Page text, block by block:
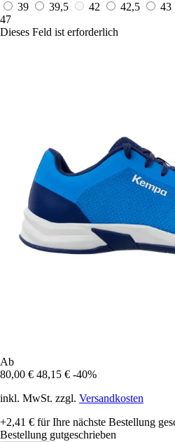
39
39,5 42 42,5 43
47
Dieses Feld ist erforderlich
Ab
80,00 € 48,15 € -40%
inkl. MwSt. zzgl. Versandkosten
+2,41 € für Ihre nächste Bestellung
Bestellung gutgeschrieben